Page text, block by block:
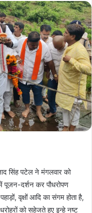
सिंह पटेल ने मंगलवार को
पूजन-दर्शन कर पौधरोपण
वृक्षों आदि का संगम होता है,
को सहेजते हुए इन्हे नष्ट